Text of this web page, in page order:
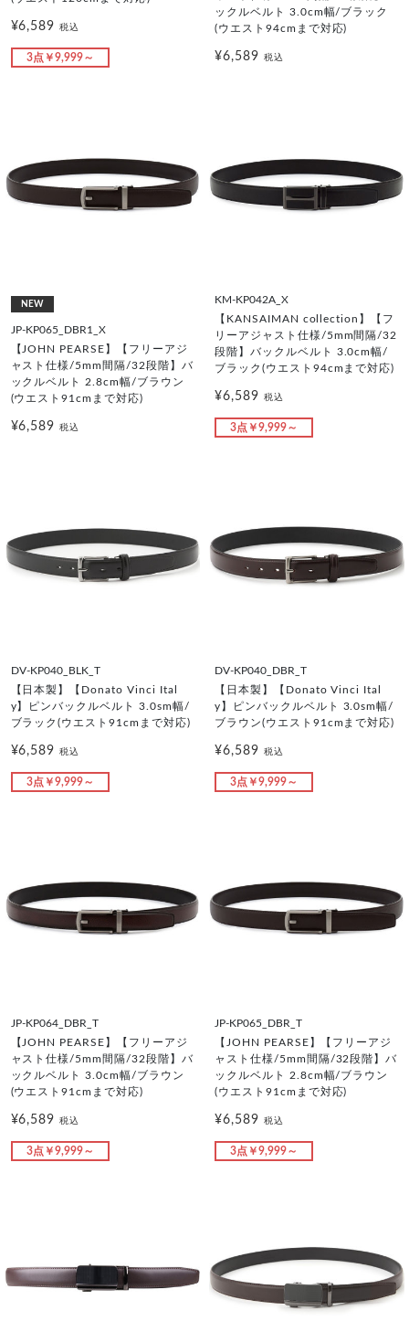
¥6,589税込
3点￥9,999～
ックルベルト 3.0cm幅/ブラック
(ウエスト94cmまで対応)
¥6,589 税込
NEW
JP-KP065_DBR1_X
【JOHN PEARSE】【フリーアジ
ャスト仕様/5mm間隔/32段階】バ
ックルベルト 2.8cm幅/ブラウン
(ウエスト91cmまで対応)
¥6,589税込
KM-KP042A_X
【KANSAIMAN collection】【フ
リーアジャスト仕様/5mm間隔/32
段階】バックルベルト 3.0cm幅/
ブラック(ウエスト94cmまで対応)
¥6,589 税込
3点￥9,999～
DV-KP040_BLK_T
【日本製】【Donato Vinci Ital
y】ピンバックルベルト 3.0sm幅/
ブラック(ウエスト91cmまで対応)
¥6,589税込
3点￥9,999～
DV-KP040_DBR_T
【日本製】【Donato Vinci Ital
y】ピンバックルベルト 3.0sm幅/
ブラウン(ウエスト91cmまで対応)
¥6,589 税込
3点￥9,999～
JP-KP064_DBR_T
【JOHN PEARSE】【フリーアジ
ャスト仕様/5mm間隔/32段階】バ
ックルベルト 3.0cm幅/ブラウン
(ウエスト91cmまで対応)
¥6,589税込
3点￥9,999～
JP-KP065_DBR_T
【JOHN PEARSE】【フリーアジ
ャスト仕様/5mm間隔/32段階】バ
ックルベルト 2.8cm幅/ブラウン
(ウエスト91cmまで対応)
¥6,589 税込
3点￥9,999～